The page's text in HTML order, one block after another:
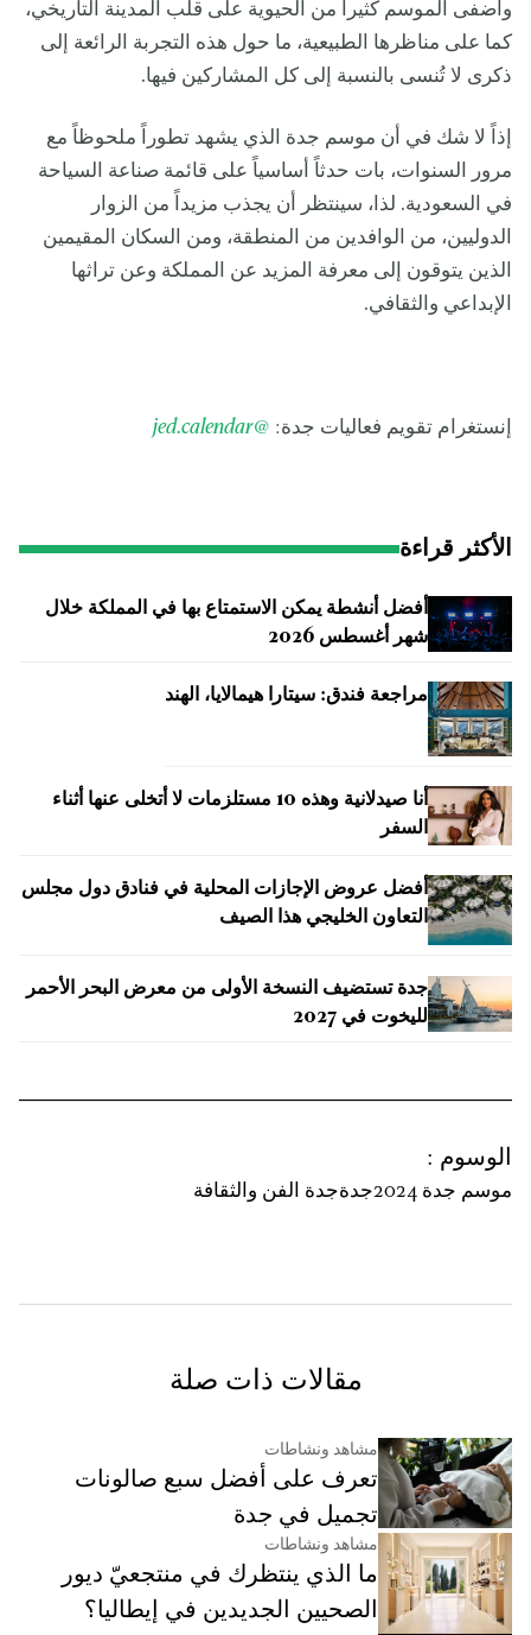
وأضفى الموسم كثيراً من الحيوية على قلب المدينة التاريخي،
كما على مناظرها الطبيعية، ما حول هذه التجربة الرائعة إلى
ذكرى لا تُنسى بالنسبة إلى كل المشاركين فيها.
إذاً لا شك في أن موسم جدة الذي يشهد تطوراً ملحوظاً مع
مرور السنوات، بات حدثاً أساسياً على قائمة صناعة السياحة
في السعودية. لذا، سينتظر أن يجذب مزيداً من الزوار
الدوليين، من الوافدين من المنطقة، ومن السكان المقيمين
الذين يتوقون إلى معرفة المزيد عن المملكة وعن تراثها
الإبداعي والثقافي.
إنستغرام تقويم فعاليات جدة: @jed.calendar
الأكثر قراءة
أفضل أنشطة يمكن الاستمتاع بها في المملكة خلال
شهر أغسطس 2026
مراجعة فندق: سيتارا هيمالايا، الهند
أنا صيدلانية وهذه 10 مستلزمات لا أتخلى عنها أثناء
السفر
أفضل عروض الإجازات المحلية في فنادق دول مجلس
التعاون الخليجي هذا الصيف
جدة تستضيف النسخة الأولى من معرض البحر الأحمر
لليخوت في 2027
الوسوم :
موسم جدة 2024 جدةجدة الفن والثقافة
مقالات ذات صلة
مشاهد ونشاطات
تعرف على أفضل سبع صالونات
تجميل في جدة
مشاهد ونشاطات
ما الذي ينتظرك في منتجعيّ ديور
الصحيين الجديدين في إيطاليا؟